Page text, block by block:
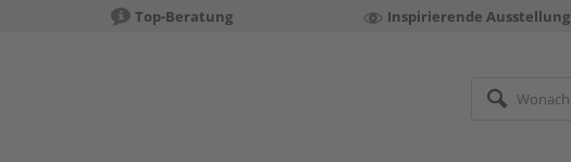
Top-Beratung Inspirierende Ausstellung